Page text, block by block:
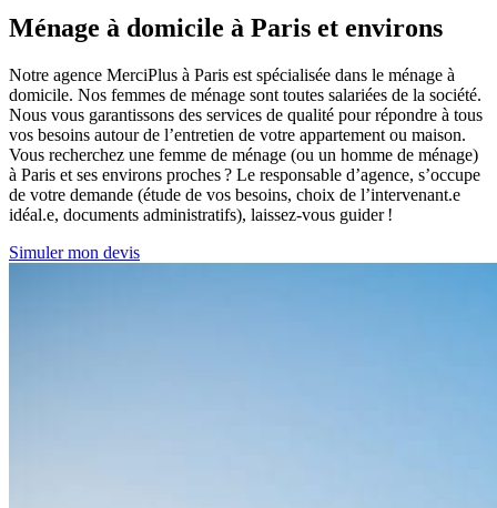
Ménage à domicile à Paris et environs
Notre agence MerciPlus à Paris est spécialisée dans le ménage à
domicile. Nos femmes de ménage sont toutes salariées de la société.
Nous vous garantissons des services de qualité pour répondre à tous
vos besoins autour de l’entretien de votre appartement ou maison.
Vous recherchez une femme de ménage (ou un homme de ménage)
à Paris et ses environs proches ? Le responsable d’agence, s’occupe
de votre demande (étude de vos besoins, choix de l’intervenant.e
idéal.e, documents administratifs), laissez-vous guider !
Simuler mon devis